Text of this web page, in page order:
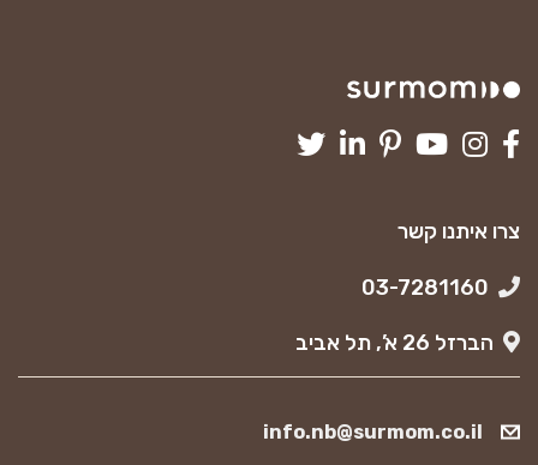
צרו איתנו קשר
הברזל 26 א’, תל אביב
info.nb@surmom.co.il